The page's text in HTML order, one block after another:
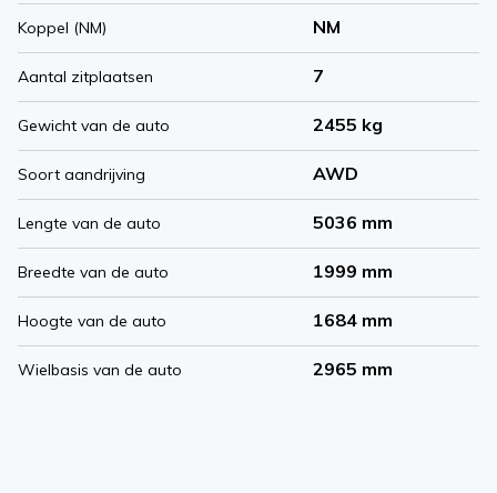
Koppel (NM) NM
Aantal zitplaatsen 7
Gewicht van de auto 2455 kg
Soort aandrijving AWD
Lengte van de auto 5036 mm
Breedte van de auto 1999 mm
Hoogte van de auto 1684 mm
Wielbasis van de auto 2965 mm